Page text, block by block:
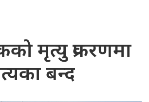
मृत्यु प्रकरणमा
बन्द